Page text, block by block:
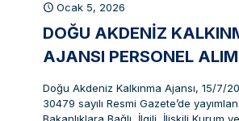
Ocak 5, 2026
DOĞU AKDENIZ
AJANSI PERSONEL
Doğu Akdeniz Kalkınma Ajansı, 15/7/
30479 sayılı Resmi Gazete’de